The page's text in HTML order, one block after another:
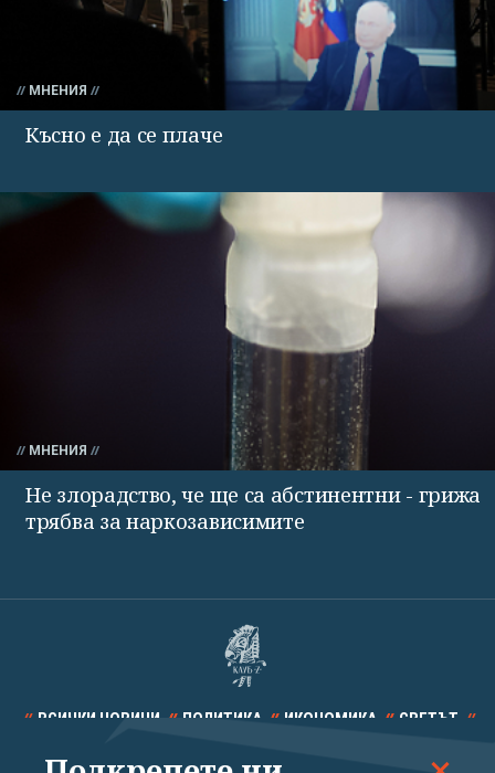
МНЕНИЯ
Късно е да се плаче
МНЕНИЯ
Не злорадство, че ще са абстинентни - грижа
трябва за наркозависимите
ВСИЧКИ НОВИНИ ПОЛИТИКА ИКОНОМИКА СВЕТЪТ
СПОРТ КУЛТУРА ТЕХНОЛОГИИ КАЛЕЙДОСКОП